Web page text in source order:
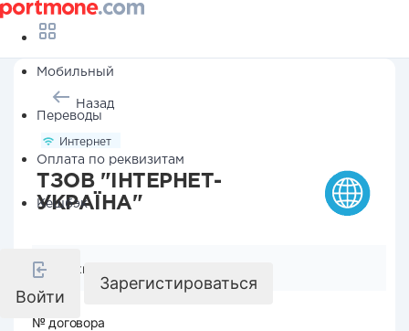
Мобильный
Переводы
Оплата по реквизитам
Кешбэк
Войти
Зарегистироваться
Назад
Интернет
ТЗОВ "ІНТЕРНЕТ-
УКРАЇНА"
Реквизиты компании
№ договора